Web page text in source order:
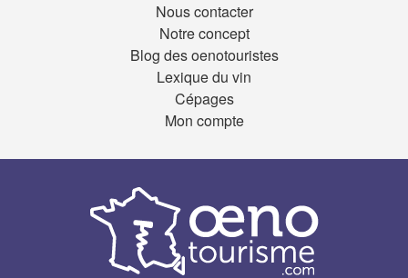
Nous contacter
Notre concept
Blog des oenotouristes
Lexique du vin
Cépages
Mon compte